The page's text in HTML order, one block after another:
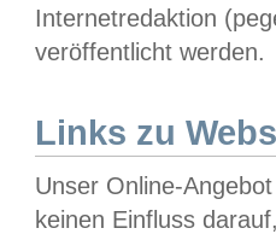
Internetredaktion
veröffentlicht werden.
Links zu
Unser Online-
keinen Einfluss